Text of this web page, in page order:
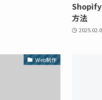
Shopify
方法
Web制作